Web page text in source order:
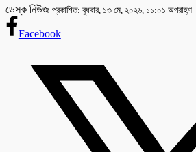
ডেস্ক নিউজ প্রকাশিত: বুধবার, ১৩ মে, ২০২৬, ১১:০১ অপরাহ্ণ
Facebook